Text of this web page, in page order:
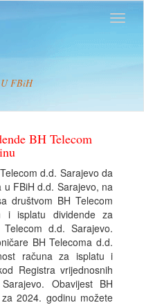
U FBiH
BH Telecom
d.d. Sarajevo da
FBiH d.d. Sarajevo, na
društvom BH Telecom
i isplatu dividende za
d.d. Sarajevo.
BH Telecoma d.d.
računa za isplatu i
Registra vrijednosnih
Obavijest BH
2024. godinu možete